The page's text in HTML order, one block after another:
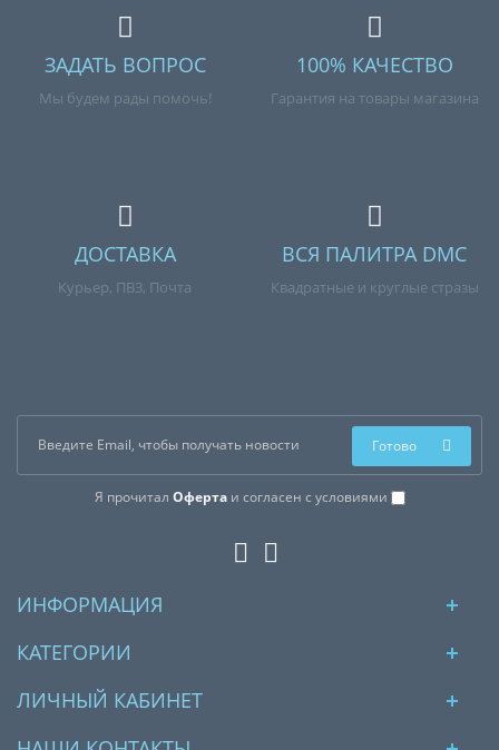
ЗАДАТЬ ВОПРОС
Мы будем рады помочь!
100% КАЧЕСТВО
Гарантия на товары магазина
ДОСТАВКА
Курьер, ПВЗ, Почта
ВСЯ ПАЛИТРА DMC
Квадратные и круглые стразы
Я прочитал Офертаи согласен с условиями
Готово
ИНФОРМАЦИЯ
КАТЕГОРИИ
ЛИЧНЫЙ КАБИНЕТ